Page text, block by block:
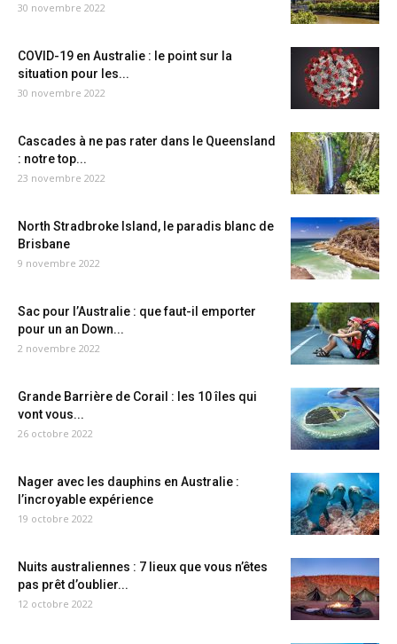
30 novembre 2022
COVID-19 en Australie : le point sur la
situation pour les...
30 novembre 2022
Cascades à ne pas rater dans le Queensland
: notre top...
23 novembre 2022
North Stradbroke Island, le paradis blanc de
Brisbane
9 novembre 2022
Sac pour l’Australie : que faut-il emporter
pour un an Down...
2 novembre 2022
Grande Barrière de Corail : les 10 îles qui
vont vous...
26 octobre 2022
Nager avec les dauphins en Australie :
l’incroyable expérience
19 octobre 2022
Nuits australiennes : 7 lieux que vous n’êtes
pas prêt d’oublier...
12 octobre 2022